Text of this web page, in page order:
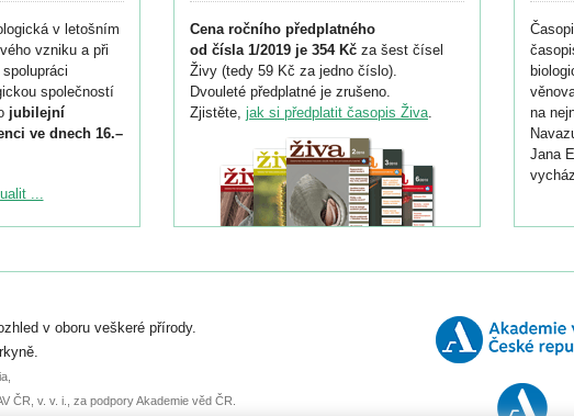
v letošním
vzniku a při
společností
jubilejní
ve dnech 16.–
konferenci
6. září.
nebo
...
Cena ročního předplatného
od čísla 1/2019 je 354 Kč za šest čísel
Živy (tedy 59 Kč za jedno číslo).
Dvouleté předplatné je zrušeno.
Zjistěte, jak si předplatit časopis Živa.
na
Jana
v oboru veškeré přírody.
ČR, v. v. i., za podpory Akademie věd ČR.